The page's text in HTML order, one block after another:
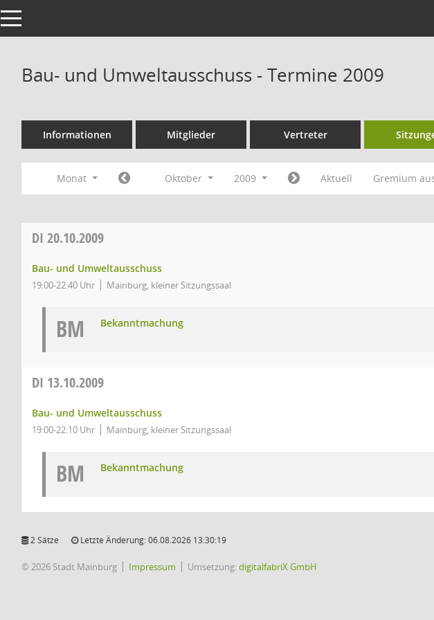
Toggle navigation
Bau- und Umweltausschuss - Termine 2009
Informationen Mitglieder Vertreter
Monat Oktober 2009 Aktuell Gremium
DI 20.10.2009
Bau- und Umweltausschuss
19:00-22:40 Uhr Mainburg, kleiner Sitzungssaal
BM Bekanntmachung
DI 13.10.2009
Bau- und Umweltausschuss
19:00-22:10 Uhr Mainburg, kleiner Sitzungssaal
BM Bekanntmachung
2 Sätze Letzte Änderung: 06.08.2026 13:30:19
© 2026 Stadt Mainburg Impressum Umsetzung:digitalfabriX GmbH